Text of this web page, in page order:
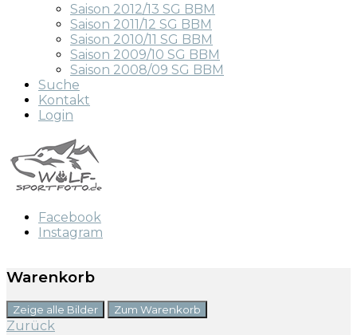
Saison 2012/13 SG BBM
Saison 2011/12 SG BBM
Saison 2010/11 SG BBM
Saison 2009/10 SG BBM
Saison 2008/09 SG BBM
Suche
Kontakt
Login
Facebook
Instagram
Warenkorb
Zeige alle Bilder Zum Warenkorb
Zurück